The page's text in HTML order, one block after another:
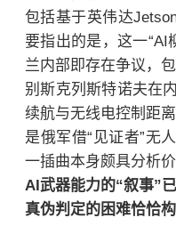
包括基于英伟达
要指出的是，这一“AI
兰内部即存在争议，
别斯克列斯特诺夫在
续航与无线电控制距
是俄军借“见证者”无
一插曲本身颇具分析
AI武器能力的“叙事”
真伪判定的困难恰恰